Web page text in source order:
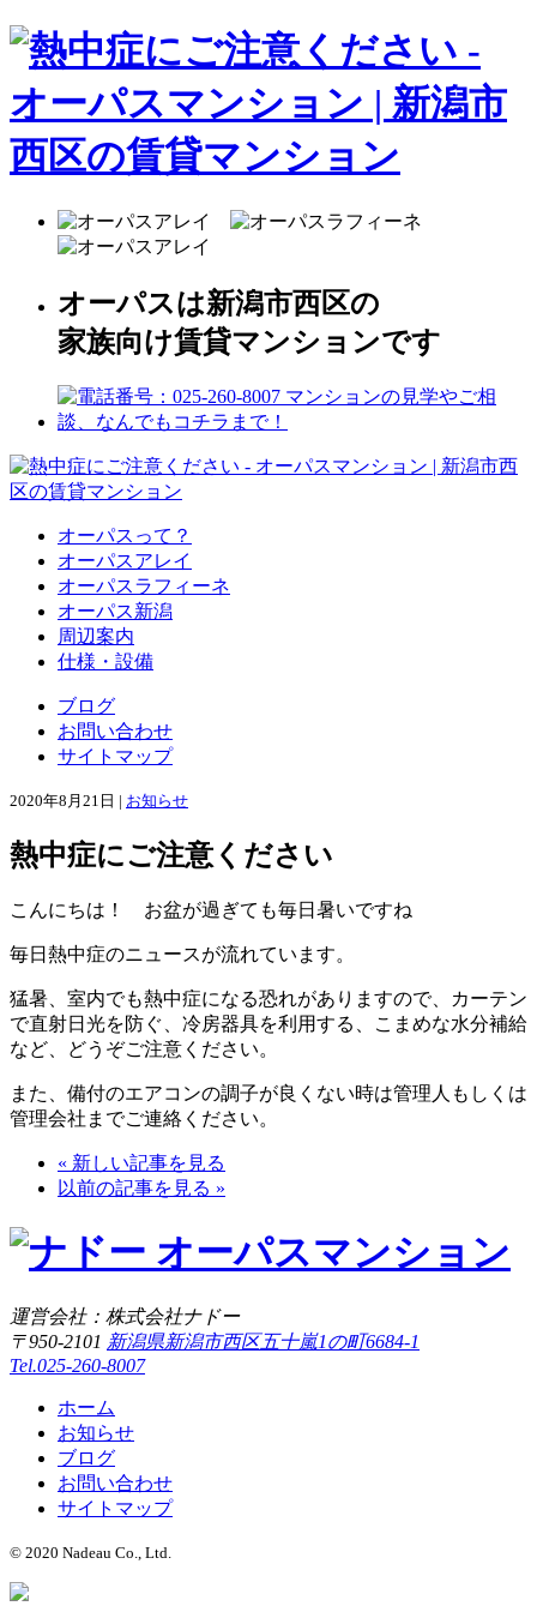
オーパスは新潟市西区の
家族向け賃貸マンションです
オーパスって？
オーパスアレイ
オーパスラフィーネ
オーパス新潟
周辺案内
仕様・設備
ブログ
お問い合わせ
サイトマップ
2020年8月21日 | お知らせ
熱中症にご注意ください
こんにちは！ お盆が過ぎても毎日暑いですね
毎日熱中症のニュースが流れています。
猛暑、室内でも熱中症になる恐れがありますので、カーテン
で直射日光を防ぐ、冷房器具を利用する、こまめな水分補給
など、どうぞご注意ください。
また、備付のエアコンの調子が良くない時は管理人もしくは
管理会社までご連絡ください。
« 新しい記事を見る
以前の記事を見る »
運営会社：株式会社ナドー
〒950-2101 新潟県新潟市西区五十嵐1の町6684-1
Tel.025-260-8007
ホーム
お知らせ
ブログ
お問い合わせ
サイトマップ
© 2020 Nadeau Co., Ltd.